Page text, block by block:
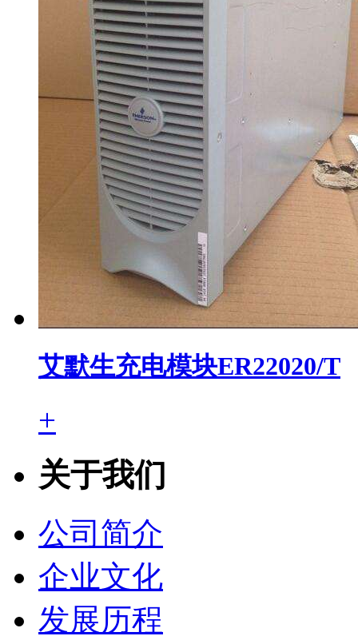
艾默生充电模块ER22020/T
+
关于我们
公司简介
企业文化
发展历程